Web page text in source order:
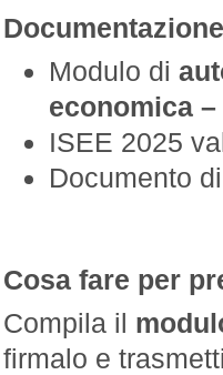
Modulo di
economica
ISEE 2025
Documento
Cosa fare per
Compila il
firmalo e